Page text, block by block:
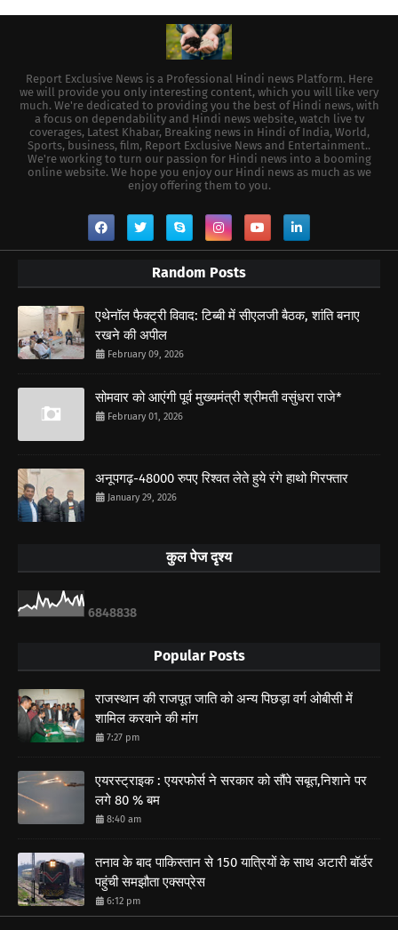
Report Exclusive News is a Professional Hindi news Platform. Here
we will provide you only interesting content, which you will like very
much. We're dedicated to providing you the best of Hindi news, with
a focus on dependability and Hindi news website, watch live tv
coverages, Latest Khabar, Breaking news in Hindi of India, World,
Sports, business, film, Report Exclusive News and Entertainment..
We're working to turn our passion for Hindi news into a booming
online website. We hope you enjoy our Hindi news as much as we
enjoy offering them to you.
Random Posts
एथेनॉल फैक्ट्री विवाद: टिब्बी में सीएलजी बैठक, शांति बनाए
रखने की अपील
February 09, 2026
सोमवार को आएंगी पूर्व मुख्यमंत्री श्रीमती वसुंधरा राजे*
February 01, 2026
अनूपगढ़-48000 रुपए रिश्वत लेते हुये रंगे हाथो गिरफ्तार
January 29, 2026
कुल पेज दृश्य
6848838
Popular Posts
राजस्थान की राजपूत जाति को अन्य पिछड़ा वर्ग ओबीसी में
शामिल करवाने की मांग
7:27 pm
एयरस्ट्राइक : एयरफोर्स ने सरकार को सौंपे सबूत,निशाने पर
लगे 80 % बम
8:40 am
तनाव के बाद पाकिस्तान से 150 यात्रियों के साथ अटारी बॉर्डर
पहुंची समझौता एक्सप्रेस
6:12 pm